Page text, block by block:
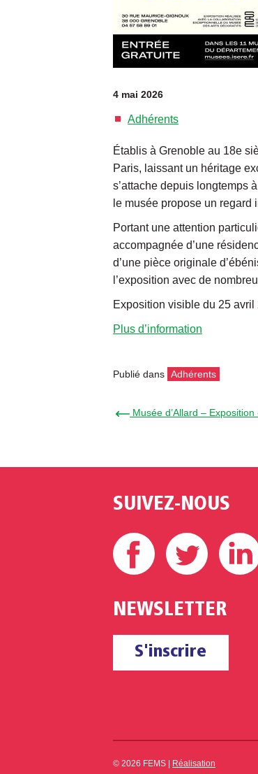
4 mai 2026
Adhérents
Établis à Grenoble au 18e
Paris, laissant un héritage
s’attache depuis longtemps
le musée propose un
Portant une attention
accompagnée d’une
d’une pièce originale
l’exposition avec de
Exposition visible du 25
Plus d’information
Publié dans Adhérents
← Musée d’Allard –
SUIVEZ-NOUS
Facebook Twitter
NEWSLETTER
S'inscrire
© 2026 FEMS | Réalisation